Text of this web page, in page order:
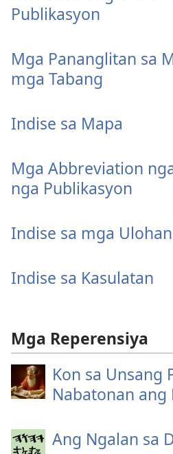
Publikasyon
Mga Pananglitan sa
mga Tabang
Indise sa Mapa
Mga Abbreviation
nga Publikasyon
Indise sa mga Ulohan
Indise sa Kasulatan
Mga Reperensiya
Kon sa Unsang
Nabatonan ang
Ang Ngalan sa